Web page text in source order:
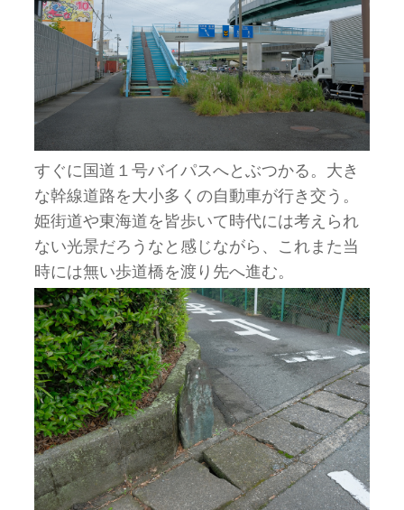
すぐに国道１号バイパスへとぶつかる。大き
な幹線道路を大小多くの自動車が行き交う。
姫街道や東海道を皆歩いて時代には考えられ
ない光景だろうなと感じながら、これまた当
時には無い歩道橋を渡り先へ進む。